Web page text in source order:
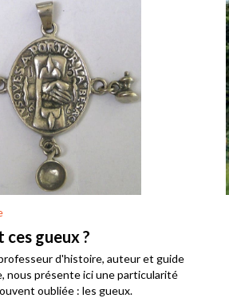
ces gueux ?
d'histoire, auteur et guide
nous présente ici une particularité
oubliée : les gueux.